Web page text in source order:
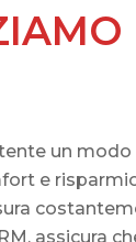
un
e
assicura